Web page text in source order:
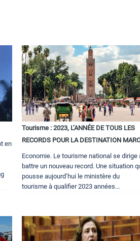
en
Tourisme : 2023, L’ANNÉE DE TOUS LES
RECORDS POUR LA DESTINATION
Economie. Le tourisme national se dirige
battre un nouveau record. Une situation
pousse aujourd’hui le ministère du
tourisme à qualifier 2023 années...